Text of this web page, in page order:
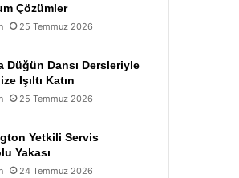
Çözümler
25 Temmuz 2026
Düğün Dansı Dersleriyle
Işıltı Katın
25 Temmuz 2026
Yetkili Servis
Yakası
24 Temmuz 2026